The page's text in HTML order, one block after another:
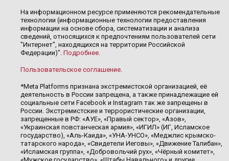
На информационном ресурсе применяются рекомендательные
технологии (информационные технологии предоставления
информации на основе сбора, систематизации и анализа
сведений, относящихся к предпочтениям пользователей сети
"Интернет", находящихся на территории Российской
Федерации)". Подробнее.
Пользовательское соглашение.
*Meta Platforms признана экстремистской организацией, её
деятельность в России запрещена, а также принадлежащие ей
социальные сети Facebook и Instagram так же запрещены в
России. Экстремистские и террористические организации,
запрещенные в РФ: «АУЕ», «Правый сектор», «Азов»,
«Украинская повстанческая армия», «ИГИЛ» (ИГ, Исламское
государство), «Аль-Каида», «УНА-УНСО», «Меджлис крымско-
татарского народа», «Свидетели Иеговы», «Движение Талибан»,
«Исламская группа», «Добровольчий рух», «Чёрный комитет»,